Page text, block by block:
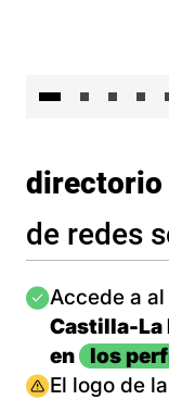
directorio
de redes
Imagen
Accede a
Castilla-La
en
los
Imagen
El logo de